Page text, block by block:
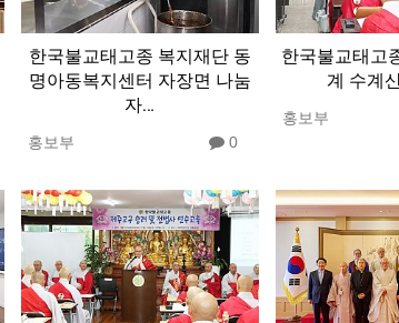
한국불교태고종 복지재단 동
명아동복지센터 자장면 나눔
자…
홍보부 0
한국불교태고
계 수계
홍보부